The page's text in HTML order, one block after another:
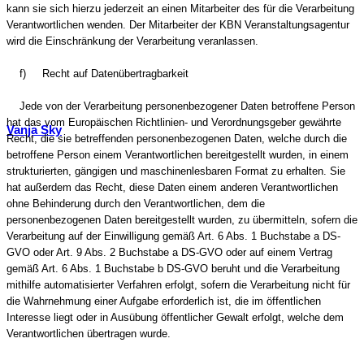
Vanja Sky
kann sie sich hierzu jederzeit an einen Mitarbeiter des für die Verarbeitung
Verantwortlichen wenden. Der Mitarbeiter der KBN Veranstaltungsagentur
wird die Einschränkung der Verarbeitung veranlassen.
f) Recht auf Datenübertragbarkeit
Jede von der Verarbeitung personenbezogener Daten betroffene Person
hat das vom Europäischen Richtlinien- und Verordnungsgeber gewährte
Recht, die sie betreffenden personenbezogenen Daten, welche durch die
betroffene Person einem Verantwortlichen bereitgestellt wurden, in einem
strukturierten, gängigen und maschinenlesbaren Format zu erhalten. Sie
hat außerdem das Recht, diese Daten einem anderen Verantwortlichen
ohne Behinderung durch den Verantwortlichen, dem die
personenbezogenen Daten bereitgestellt wurden, zu übermitteln, sofern die
Verarbeitung auf der Einwilligung gemäß Art. 6 Abs. 1 Buchstabe a DS-
GVO oder Art. 9 Abs. 2 Buchstabe a DS-GVO oder auf einem Vertrag
gemäß Art. 6 Abs. 1 Buchstabe b DS-GVO beruht und die Verarbeitung
mithilfe automatisierter Verfahren erfolgt, sofern die Verarbeitung nicht für
die Wahrnehmung einer Aufgabe erforderlich ist, die im öffentlichen
Interesse liegt oder in Ausübung öffentlicher Gewalt erfolgt, welche dem
Verantwortlichen übertragen wurde.